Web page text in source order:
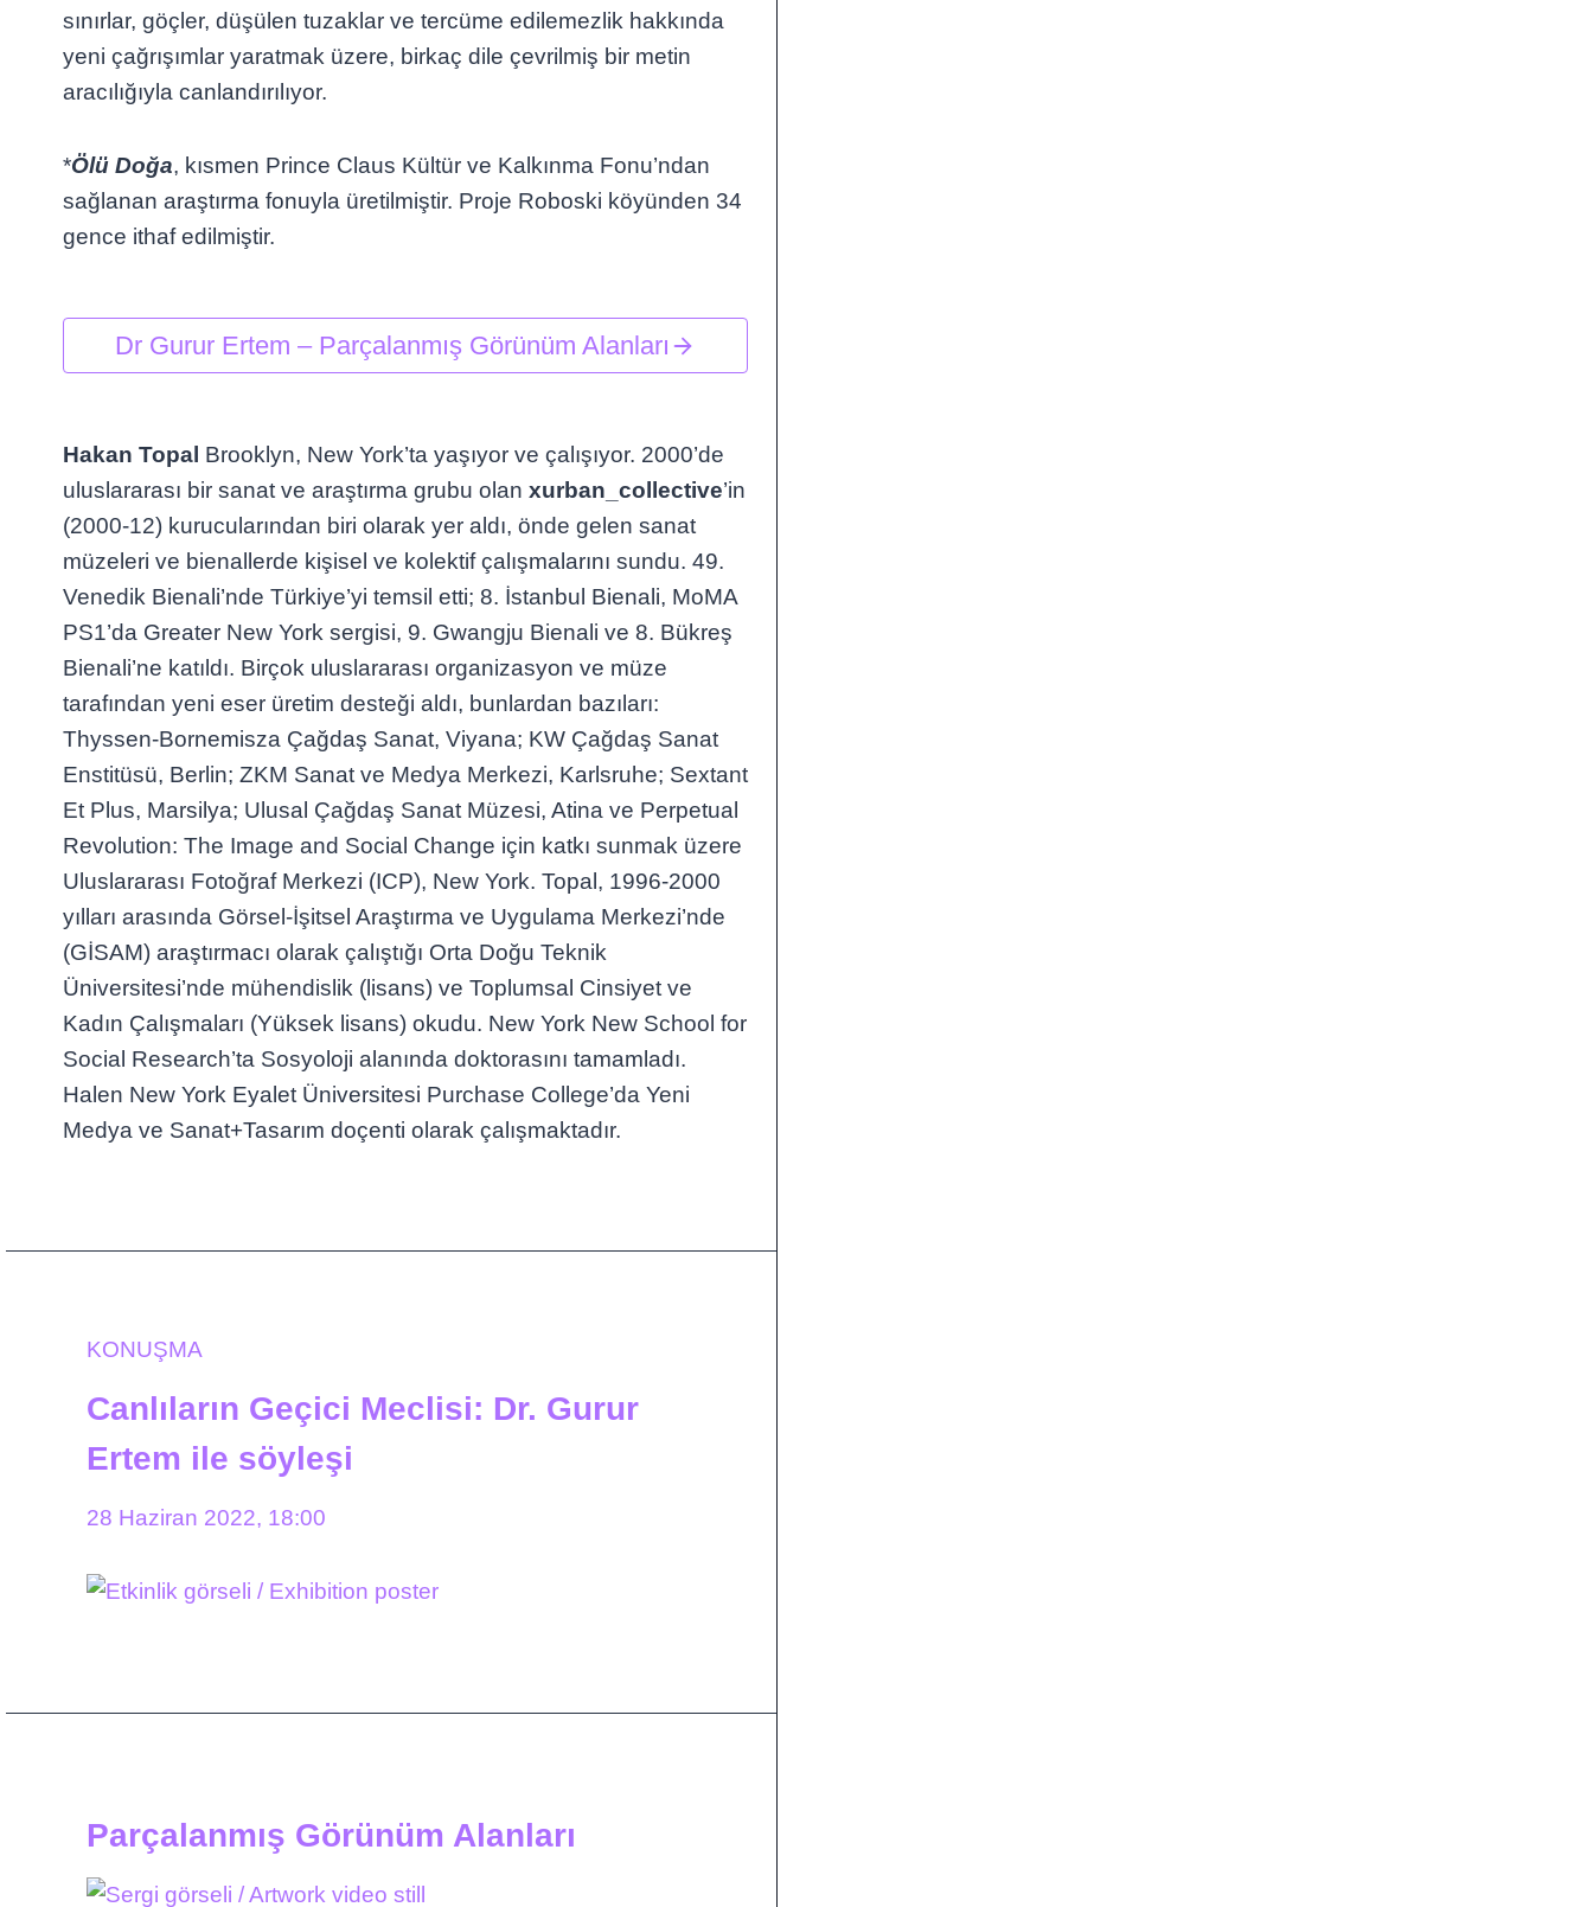
sınırlar, göçler, düşülen tuzaklar ve tercüme edilemezlik hakkında
yeni çağrışımlar yaratmak üzere, birkaç dile çevrilmiş bir metin
aracılığıyla canlandırılıyor.
*Ölü Doğa, kısmen Prince Claus Kültür ve Kalkınma Fonu’ndan
sağlanan araştırma fonuyla üretilmiştir. Proje Roboski köyünden 34
gence ithaf edilmiştir.
Dr Gurur Ertem – Parçalanmış Görünüm Alanları
Hakan Topal Brooklyn, New York’ta yaşıyor ve çalışıyor. 2000’de
uluslararası bir sanat ve araştırma grubu olan xurban_collective’in
(2000-12) kurucularından biri olarak yer aldı, önde gelen sanat
müzeleri ve bienallerde kişisel ve kolektif çalışmalarını sundu. 49.
Venedik Bienali’nde Türkiye’yi temsil etti; 8. İstanbul Bienali, MoMA
PS1’da Greater New York sergisi, 9. Gwangju Bienali ve 8. Bükreş
Bienali’ne katıldı. Birçok uluslararası organizasyon ve müze
tarafından yeni eser üretim desteği aldı, bunlardan bazıları:
Thyssen-Bornemisza Çağdaş Sanat, Viyana; KW Çağdaş Sanat
Enstitüsü, Berlin; ZKM Sanat ve Medya Merkezi, Karlsruhe; Sextant
Et Plus, Marsilya; Ulusal Çağdaş Sanat Müzesi, Atina ve Perpetual
Revolution: The Image and Social Change için katkı sunmak üzere
Uluslararası Fotoğraf Merkezi (ICP), New York. Topal, 1996-2000
yılları arasında Görsel-İşitsel Araştırma ve Uygulama Merkezi’nde
(GİSAM) araştırmacı olarak çalıştığı Orta Doğu Teknik
Üniversitesi’nde mühendislik (lisans) ve Toplumsal Cinsiyet ve
Kadın Çalışmaları (Yüksek lisans) okudu. New York New School for
Social Research’ta Sosyoloji alanında doktorasını tamamladı.
Halen New York Eyalet Üniversitesi Purchase College’da Yeni
Medya ve Sanat+Tasarım doçenti olarak çalışmaktadır.
KONUŞMA
Canlıların Geçici Meclisi: Dr. Gurur
Ertem ile söyleşi
28 Haziran 2022, 18:00
Parçalanmış Görünüm Alanları